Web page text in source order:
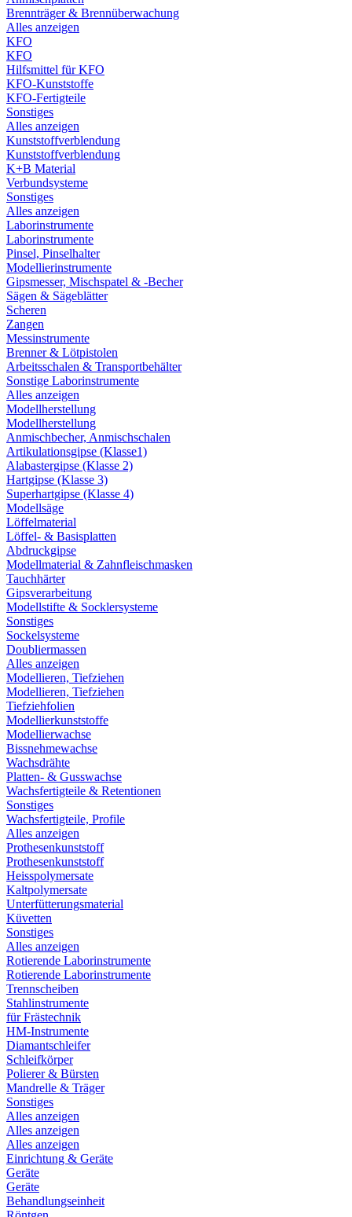
Brennträger & Brennüberwachung
Alles anzeigen
KFO
KFO
Hilfsmittel für KFO
KFO-Kunststoffe
KFO-Fertigteile
Sonstiges
Alles anzeigen
Kunststoffverblendung
Kunststoffverblendung
K+B Material
Verbundsysteme
Sonstiges
Alles anzeigen
Laborinstrumente
Laborinstrumente
Pinsel, Pinselhalter
Modellierinstrumente
Gipsmesser, Mischspatel & -Becher
Sägen & Sägeblätter
Scheren
Zangen
Messinstrumente
Brenner & Lötpistolen
Arbeitsschalen & Transportbehälter
Sonstige Laborinstrumente
Alles anzeigen
Modellherstellung
Modellherstellung
Anmischbecher, Anmischschalen
Artikulationsgipse (Klasse1)
Alabastergipse (Klasse 2)
Hartgipse (Klasse 3)
Superhartgipse (Klasse 4)
Modellsäge
Löffelmaterial
Löffel- & Basisplatten
Abdruckgipse
Modellmaterial & Zahnfleischmasken
Tauchhärter
Gipsverarbeitung
Modellstifte & Socklersysteme
Sonstiges
Sockelsysteme
Doubliermassen
Alles anzeigen
Modellieren, Tiefziehen
Modellieren, Tiefziehen
Tiefziehfolien
Modellierkunststoffe
Modellierwachse
Bissnehmewachse
Wachsdrähte
Platten- & Gusswachse
Wachsfertigteile & Retentionen
Sonstiges
Wachsfertigteile, Profile
Alles anzeigen
Prothesenkunststoff
Prothesenkunststoff
Heisspolymersate
Kaltpolymersate
Unterfütterungsmaterial
Küvetten
Sonstiges
Alles anzeigen
Rotierende Laborinstrumente
Rotierende Laborinstrumente
Trennscheiben
Stahlinstrumente
für Frästechnik
HM-Instrumente
Diamantschleifer
Schleifkörper
Polierer & Bürsten
Mandrelle & Träger
Sonstiges
Alles anzeigen
Alles anzeigen
Alles anzeigen
Einrichtung & Geräte
Geräte
Geräte
Behandlungseinheit